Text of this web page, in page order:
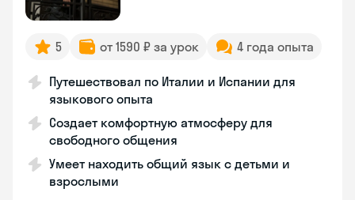
5 от 1590 ₽ за урок 4 года опыта
Путешествовал по Италии и Испании для
языкового опыта
Создает комфортную атмосферу для
свободного общения
Умеет находить общий язык с детьми и
взрослыми